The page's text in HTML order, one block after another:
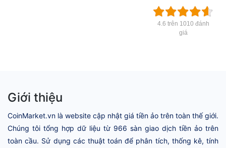
4.6 trên 1010 đánh
giá
Giới thiệu
CoinMarket.vn là website cập nhật giá tiền ảo trên toàn thế giới.
Chúng tôi tổng hợp dữ liệu từ 966 sàn giao dịch tiền ảo trên
toàn cầu. Sử dụng các thuật toán để phân tích, thống kê, tính